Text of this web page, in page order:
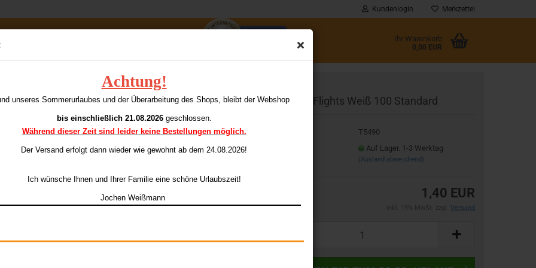
Achtung!
unseres Sommerurlaubes und der Überarbeitung des Shops, bleibt der Webshop
bis einschließlich 21.08.2026geschlossen.
Während dieser Zeit sind leider keine Bestellungen möglich.
Der Versand erfolgt dann wieder wie gewohnt ab dem 24.08.2026!
Ich wünsche Ihnen und Ihrer Familie eine schöne Urlaubszeit!
Jochen Weißmann
Kundenlogin
Passwort
Merkzettel
Ihr Warenkorb
0,00 EUR
Standard
Kategorie Target INK Flights Weiß 100 Standard
T5490
Auf Lager. 1-3 Werktag
(Ausland abweichend)
1,40 EUR
Versand